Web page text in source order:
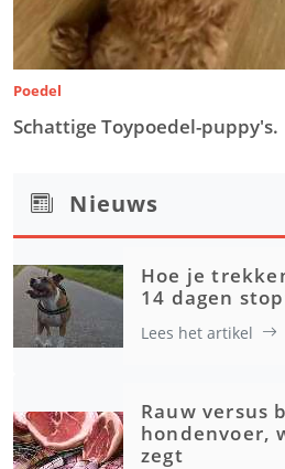
Poedel
Schattige Toypoedel-puppy's.
Nieuws
Hoe je
14 dagen
Lees het artikel
Rauw versus
hondenvoer,
zegt